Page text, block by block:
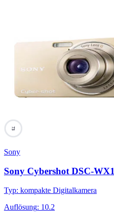
73
Sony
Sony Cybershot DSC-WX1
Typ: kompakte Digitalkamera
Auflösung: 10.2